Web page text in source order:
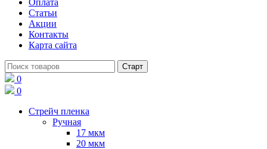
Оплата
Статьи
Акции
Контакты
Карта сайта
0
0
Стрейч пленка
Ручная
17 мкм
20 мкм